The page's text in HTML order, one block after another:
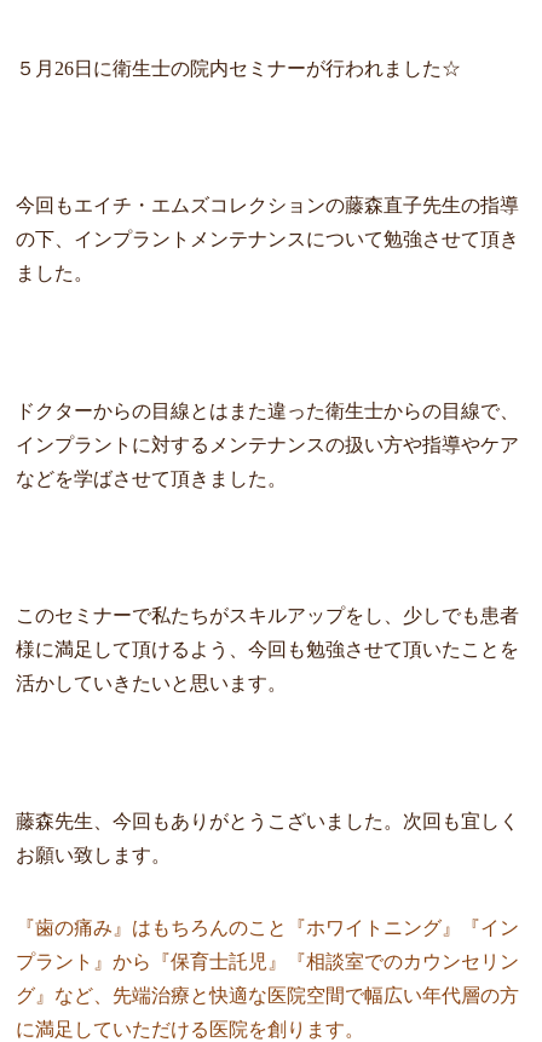
５月26日に衛生士の院内セミナーが行われました☆
今回もエイチ・エムズコレクションの藤森直子先生の指導
の下、インプラントメンテナンスについて勉強させて頂き
ました。
ドクターからの目線とはまた違った衛生士からの目線で、
インプラントに対するメンテナンスの扱い方や指導やケア
などを学ばさせて頂きました。
このセミナーで私たちがスキルアップをし、少しでも患者
様に満足して頂けるよう、今回も勉強させて頂いたことを
活かしていきたいと思います。
藤森先生、今回もありがとうこざいました。次回も宜しく
お願い致します。
『歯の痛み』はもちろんのこと『ホワイトニング』『イン
プラント』から『保育士託児』『相談室でのカウンセリン
グ』など、先端治療と快適な医院空間で幅広い年代層の方
に満足していただける医院を創ります。